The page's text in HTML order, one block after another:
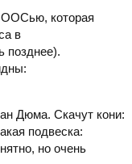
ООСью, которая
в
позднее).
Дюма. Скачут кони:
подвеска:
но очень